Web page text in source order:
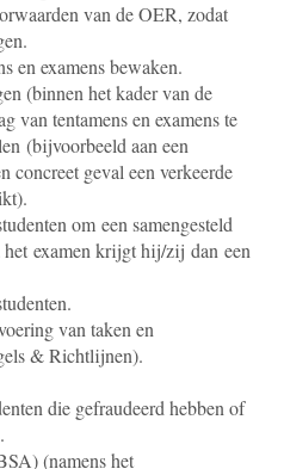
van de OER, zodat
en examens bewaken.
(binnen het kader van de
van tentamens en examens te
(bijvoorbeeld aan een
concreet geval een verkeerde
om een samengesteld
examen krijgt hij/zij dan een
van taken en
& Richtlijnen).
die gefraudeerd hebben of
(namens het